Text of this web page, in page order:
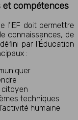
compétences
l’IEF doit permettre
connaissances, de
par l’Éducation
:
citoyen
techniques
humaine